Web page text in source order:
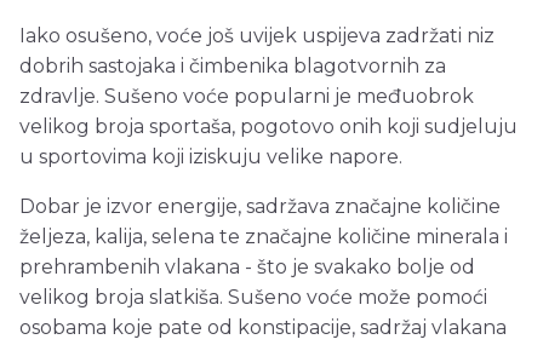
Iako osušeno, voće još uvijek uspijeva zadržati niz
dobrih sastojaka i čimbenika blagotvornih za
zdravlje. Sušeno voće popularni je međuobrok
velikog broja sportaša, pogotovo onih koji sudjeluju
u sportovima koji iziskuju velike napore.
Dobar je izvor energije, sadržava značajne količine
željeza, kalija, selena te značajne količine minerala i
prehrambenih vlakana - što je svakako bolje od
velikog broja slatkiša. Sušeno voće može pomoći
osobama koje pate od konstipacije, sadržaj vlakana